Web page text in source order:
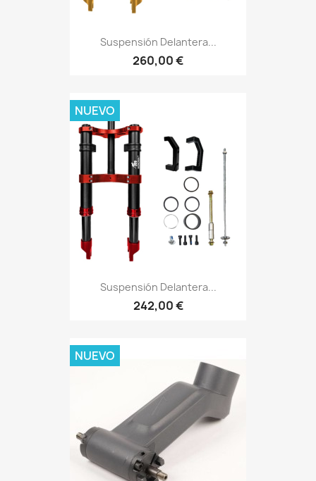
Suspensión Delantera...
260,00 €
Suspensión Delantera...
242,00 €
NUEVO
NUEVO